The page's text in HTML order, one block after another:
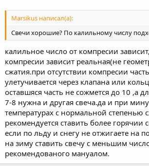
Marsikus написал(а):
Свечи хорошие? По калильному числу
калильное число от компресии
компресии зависит реальная(не
сжатия.при отсутствии компресии
улетучивается через клапана или
оставшяся часть не сожмется до 10 ,а
7-8 нужна и другая свеча.да и при
температурах с нормальной степенью
рекомендуется ставить более горячии
если по льду и снегу не отжигаете на
на зиму ставить свечу с меньшим
рекомендованого мануалом.